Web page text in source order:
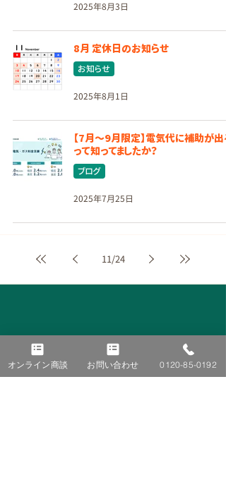
2025年8月3日
8月 定休日のお知らせ
お知らせ
2025年8月1日
【7月〜9月限定】電気代に補助が出る
って知ってましたか？
ブログ
2025年7月25日
11/24
■ TOP
■ 施工事例
オンライン商談 お問い合わせ 0120-85-0192